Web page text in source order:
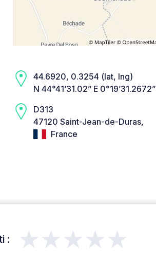
44.6920, 0.3254 (lat, lng)
N 44°41’31.02” E 0°19’31.2672”
D313
47120 Saint-Jean-de-Duras,
France
: ★★★★★